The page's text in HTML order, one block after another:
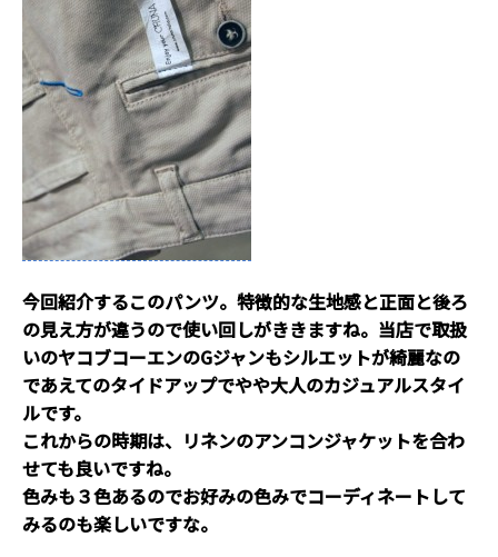
今回紹介するこのパンツ。特徴的な生地感と正面と後ろ
の見え方が違うので使い回しがききますね。当店で取扱
いのヤコブコーエンのGジャンもシルエットが綺麗なの
であえてのタイドアップでやや大人のカジュアルスタイ
ルです。
これからの時期は、リネンのアンコンジャケットを合わ
せても良いですね。
色みも３色あるのでお好みの色みでコーディネートして
みるのも楽しいですな。